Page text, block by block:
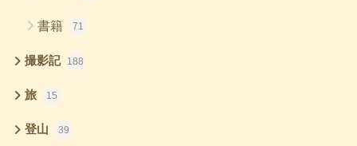
書籍 71
撮影記 188
旅 15
登山 39